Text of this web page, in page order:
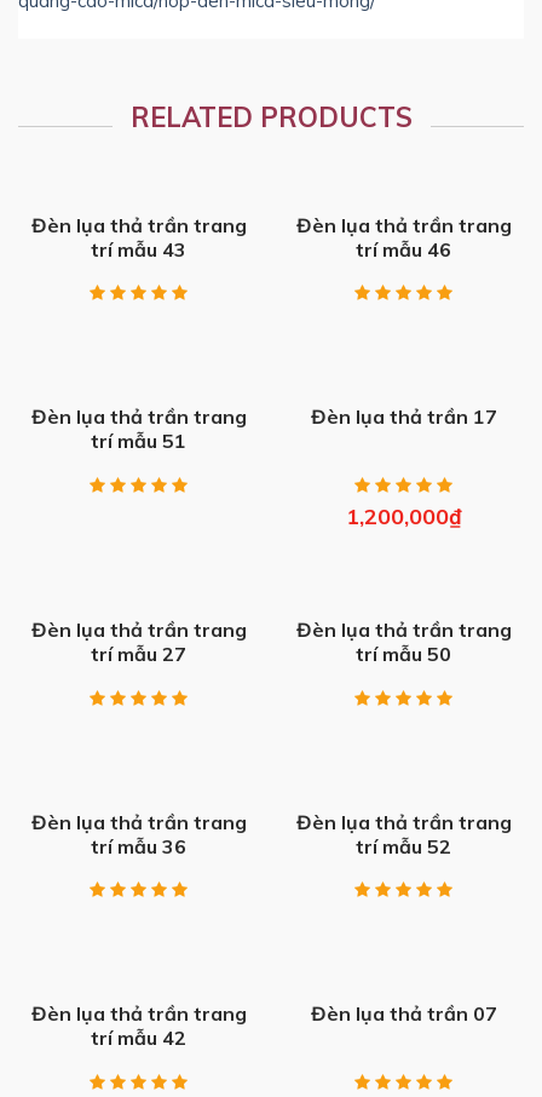
RELATED PRODUCTS
Đèn lụa thả trần trang
trí mẫu 43
Đèn lụa thả trần trang
trí mẫu 46
Đèn lụa thả trần trang
trí mẫu 51
Đèn lụa thả trần 17
1,200,000₫
Đèn lụa thả trần trang
trí mẫu 27
Đèn lụa thả trần trang
trí mẫu 50
Đèn lụa thả trần trang
trí mẫu 36
Đèn lụa thả trần trang
trí mẫu 52
Đèn lụa thả trần trang
trí mẫu 42
Đèn lụa thả trần 07